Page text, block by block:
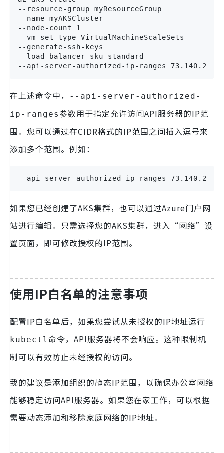
--resource-group myResourceGroup
--name myAKSCluster
--node-count 1
--vm-set-type VirtualMachineScaleSets
--generate-ssh-keys
--load-balancer-sku standard
--api-server-authorized-ip-ranges
在上述命令中，
--api-server-authorized-
ip-ranges参数用于指定允许访问API服务器的IP范
围。您可以通过在CIDR格式的IP范围之间插入逗号来
添加多个范围。例如：
--api-server-authorized-ip-ranges
如果您已经创建了AKS集群，也可以通过Azure门户网
站进行编辑。只需选择您的AKS集群，进入“网络”设
置页面，即可修改授权的IP范围。
使用IP白名单的注意事项
配置IP白名单后，如果您尝试从未授权的IP地址运行
kubectl命令，API服务器将不会响应。这种限制机
制可以有效防止未经授权的访问。
我的建议是添加组织的静态IP范围，以确保办公室网络
能够稳定访问API服务器。如果您在家工作，可以根据
需要动态添加和移除家庭网络的IP地址。